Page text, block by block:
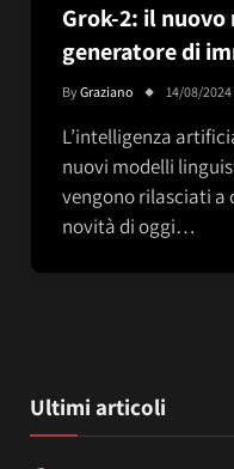
Grok-2: il nuovo
generatore di
ByGraziano 14/08/2024
L’intelligenza
nuovi modelli
vengono rilasciati a
novità di oggi…
Ultimi articoli